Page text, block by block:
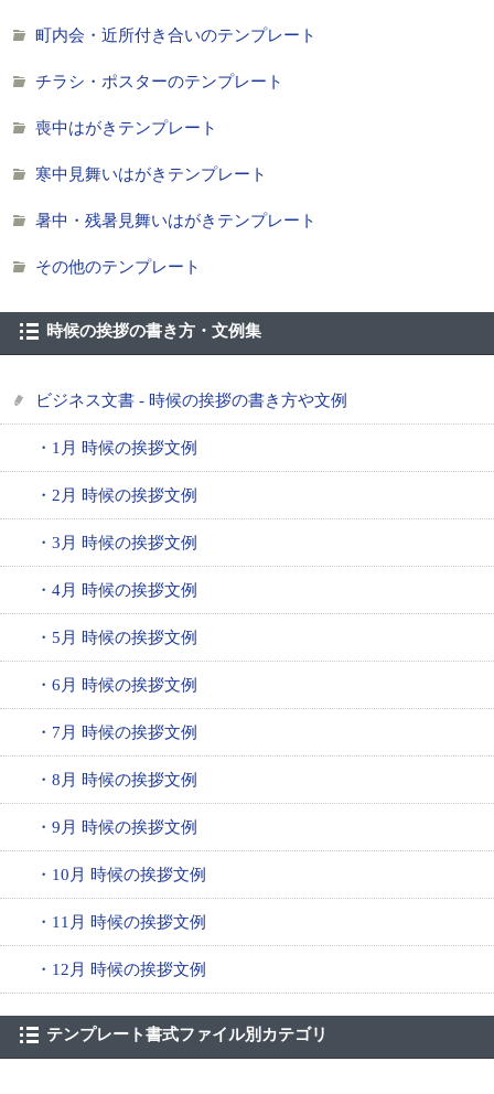
町内会・近所付き合いのテンプレート
チラシ・ポスターのテンプレート
喪中はがきテンプレート
寒中見舞いはがきテンプレート
暑中・残暑見舞いはがきテンプレート
その他のテンプレート
時候の挨拶の書き方・文例集
ビジネス文書 - 時候の挨拶の書き方や文例
・1月 時候の挨拶文例
・2月 時候の挨拶文例
・3月 時候の挨拶文例
・4月 時候の挨拶文例
・5月 時候の挨拶文例
・6月 時候の挨拶文例
・7月 時候の挨拶文例
・8月 時候の挨拶文例
・9月 時候の挨拶文例
・10月 時候の挨拶文例
・11月 時候の挨拶文例
・12月 時候の挨拶文例
テンプレート書式ファイル別カテゴリ